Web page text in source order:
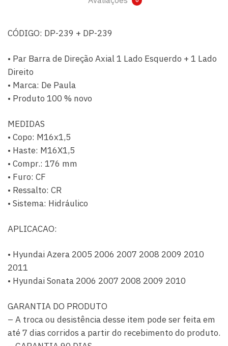
CÓDIGO: DP-239 + DP-239
• Par Barra de Direção Axial 1 Lado Esquerdo + 1 Lado
Direito
• Marca: De Paula
• Produto 100 % novo
MEDIDAS
• Copo: M16x1,5
• Haste: M16X1,5
• Compr.: 176 mm
• Furo: CF
• Ressalto: CR
• Sistema: Hidráulico
APLICACAO:
• Hyundai Azera 2005 2006 2007 2008 2009 2010
2011
• Hyundai Sonata 2006 2007 2008 2009 2010
GARANTIA DO PRODUTO
– A troca ou desistência desse item pode ser feita em
até 7 dias corridos a partir do recebimento do produto.